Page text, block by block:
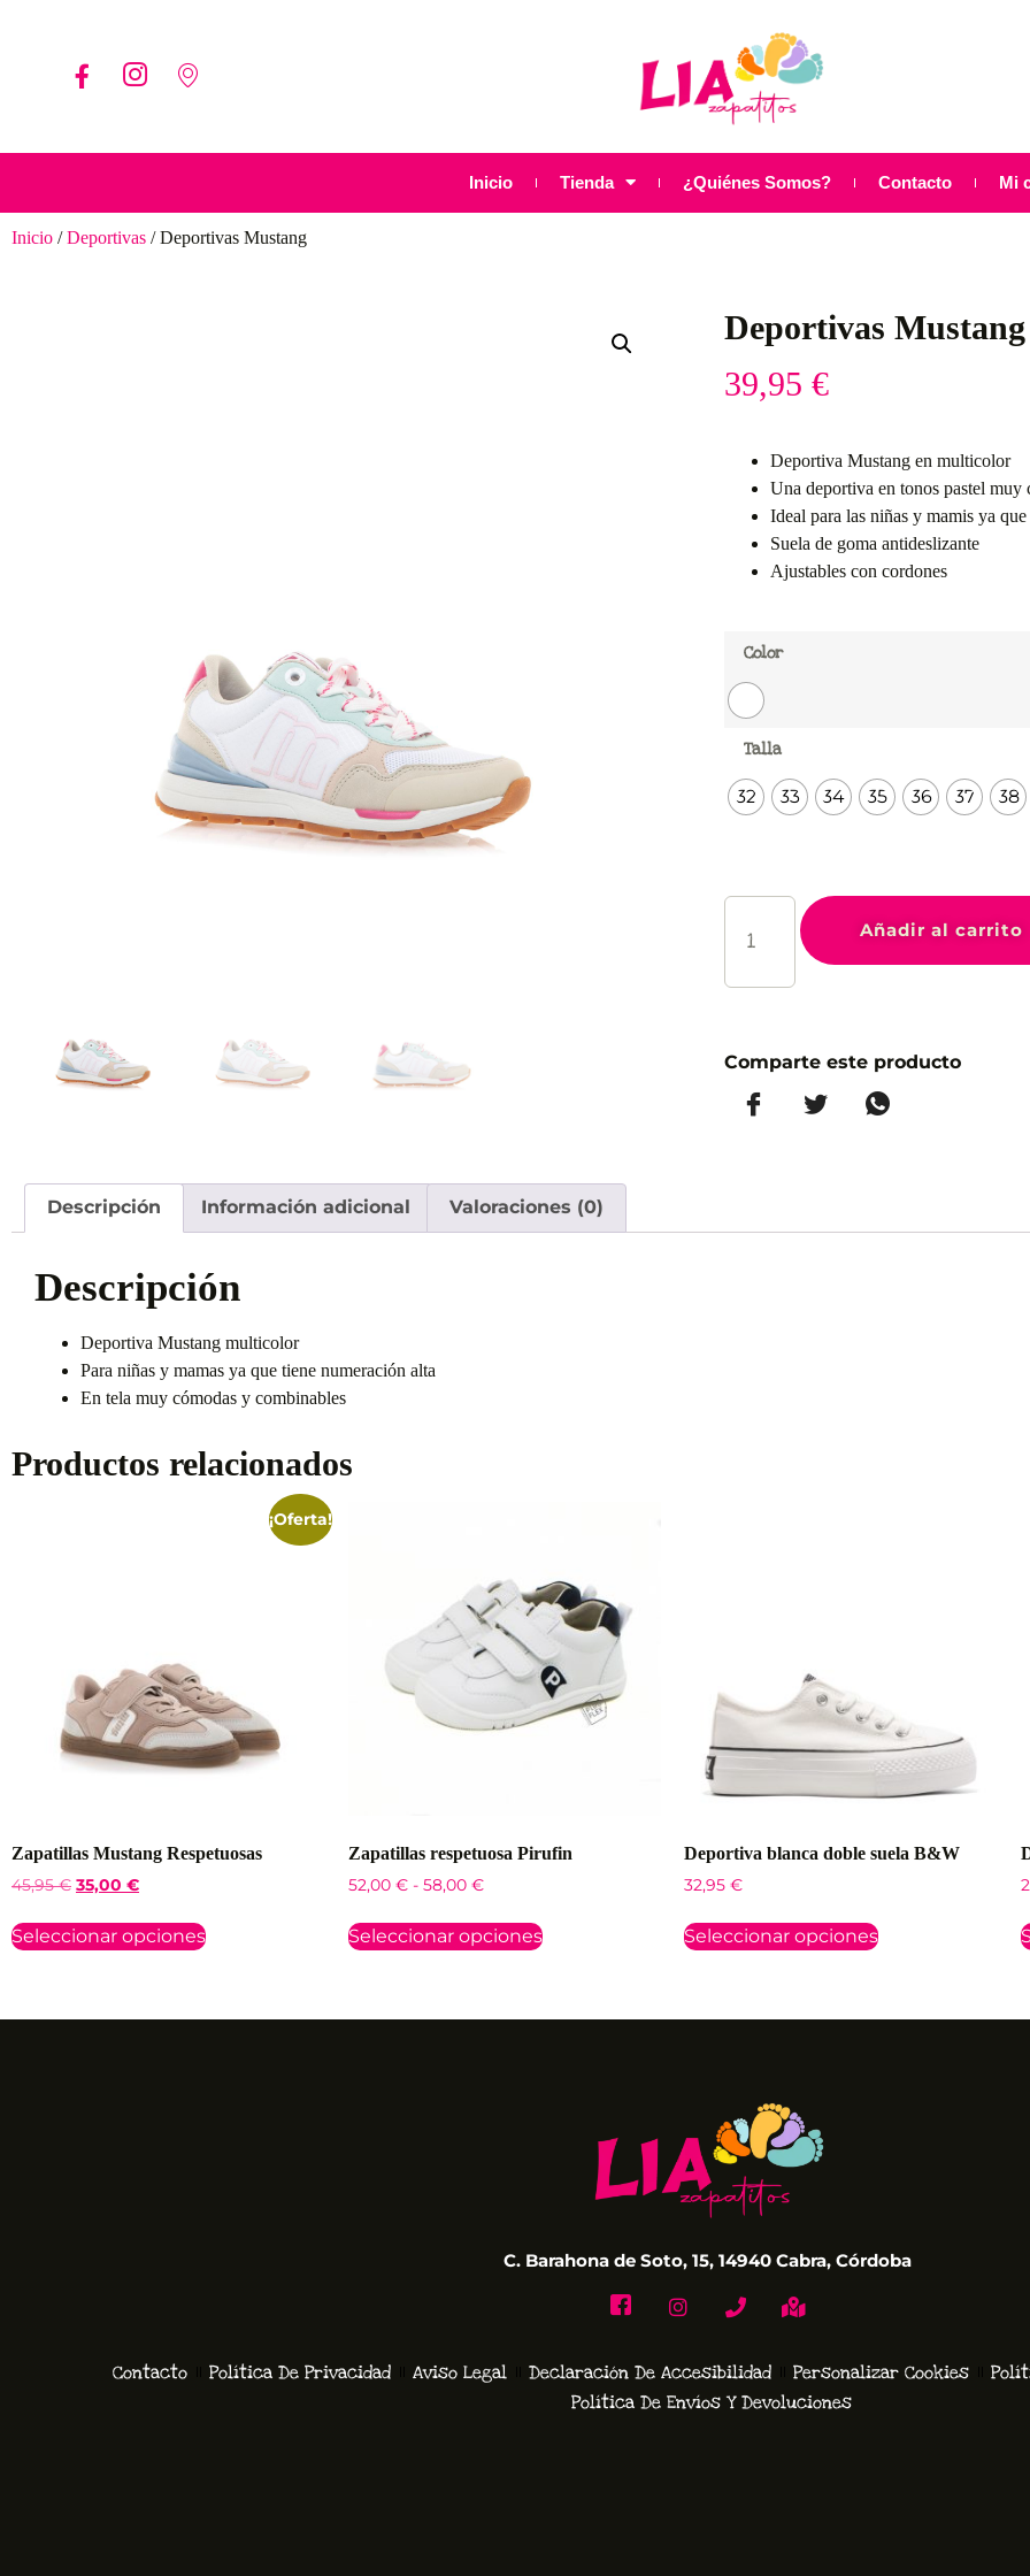
Inicio Tienda ¿Quiénes Somos? Contacto Mi
Inicio /Deportivas / Deportivas Mustang
Deportivas Mustang
39,95 €
Deportiva Mustang en multicolor
Una deportiva en tonos pastel
Ideal para las niñas y mamis ya
Suela de goma antideslizante
Ajustables con cordones
Color
Talla
32 33 34 35 36 37 38
Añadir al carrito
Comparte este producto
Descripción Información adicional Valoraciones (0)
Descripción
Deportiva Mustang multicolor
Para niñas y mamas ya que tiene numeración alta
En tela muy cómodas y combinables
Productos relacionados
¡Oferta!
Zapatillas Mustang Respetuosas
45,95€ 35,00 €
Seleccionar opciones
Zapatillas respetuosa Pirufin
52,00 € - 58,00 €
Seleccionar opciones
Deportiva blanca doble suela B&W
32,95 €
Seleccionar opciones
C. Barahona de Soto, 15, 14940 Cabra, Córdoba
Contacto Política De Privacidad Aviso Legal Declaración De Accesibilidad Personalizar Cookies
Política De Envíos Y Devoluciones